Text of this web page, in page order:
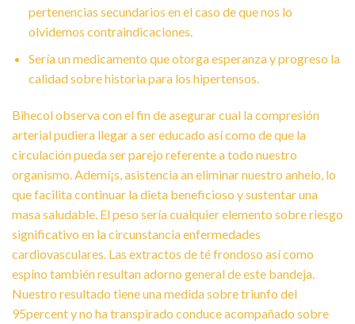
pertenencias secundarios en el caso de que nos lo
olvidemos contraindicaciones.
Serí­a un medicamento que otorga esperanza y progreso la
calidad sobre historia para los hipertensos.
Bihecol observa con el fin de asegurar cual la compresión
arterial pudiera llegar a ser educado así­ como de que la
circulación pueda ser parejo referente a todo nuestro
organismo. Ademí¡s, asistencia an eliminar nuestro anhelo, lo
que facilita continuar la dieta beneficioso y sustentar una
masa saludable. El peso serí­a cualquier elemento sobre riesgo
significativo en la circunstancia enfermedades
cardiovasculares. Las extractos de té frondoso así­ como
espino también resultan adorno general de este bandeja.
Nuestro resultado tiene una medida sobre triunfo del
95percent y no ha transpirado conduce acompañado sobre